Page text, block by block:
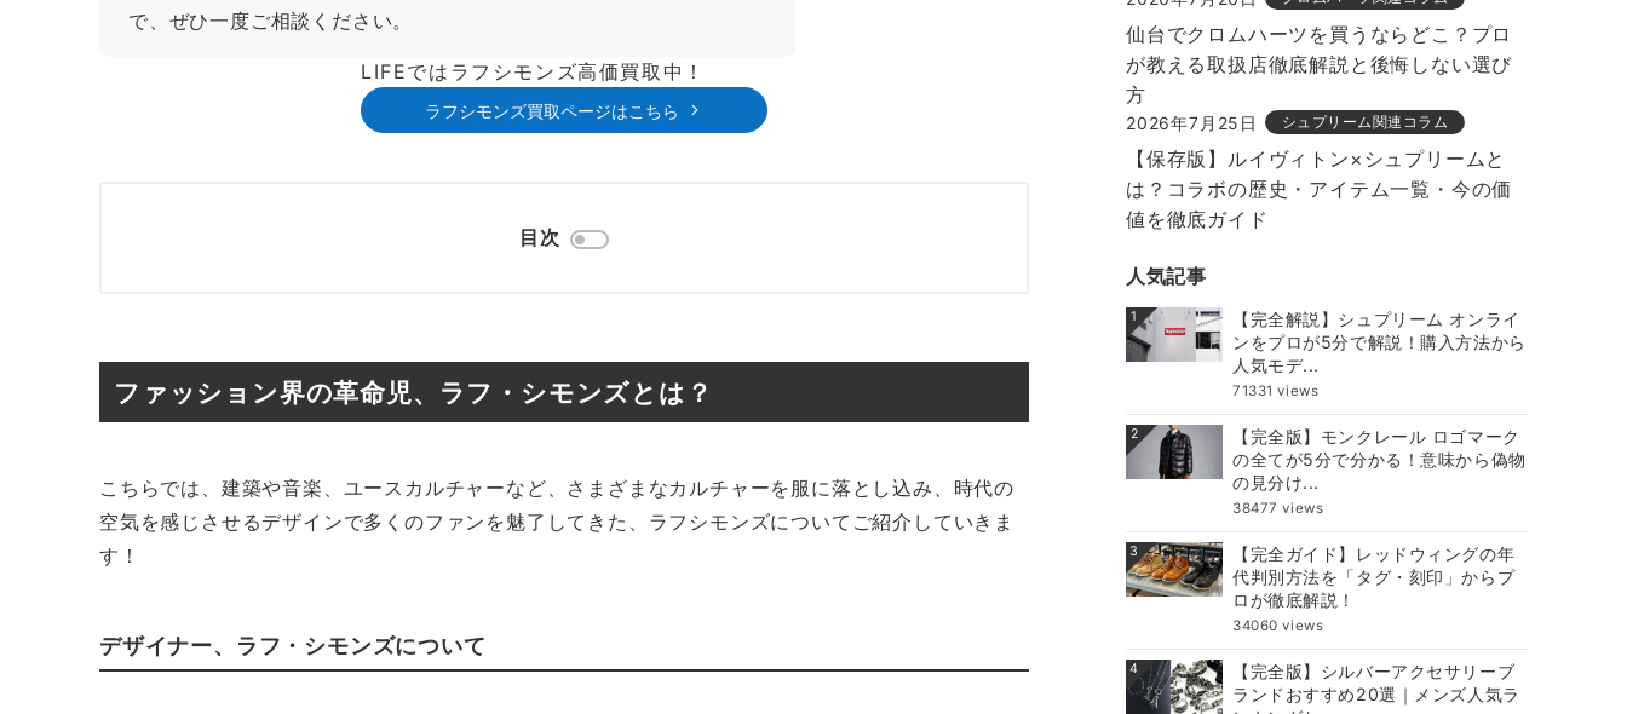
で、ぜひ一度ご相談ください。
LIFEではラフシモンズ高価買取中！
ラフシモンズ買取ページはこちら
目次
ファッション界の革命児、ラフ・シモンズとは？
こちらでは、建築や音楽、ユースカルチャーなど、さまざまなカルチャーを服に落とし込み、時代の
空気を感じさせるデザインで多くのファンを魅了してきた、ラフシモンズについてご紹介していきま
す！
デザイナー、ラフ・シモンズについて
仙台でクロムハーツを買うならどこ？プロ
が教える取扱店徹底解説と後悔しない選び
方
2026年7月25日 シュプリーム関連コラム
【保存版】ルイヴィトン×シュプリームと
は？コラボの歴史・アイテム一覧・今の価
値を徹底ガイド
人気記事
1
【完全解説】シュプリーム オンライ
ンをプロが5分で解説！購入方法から
人気モデ...
71331 views
2
【完全版】モンクレール ロゴマーク
の全てが5分で分かる！意味から偽物
の見分け...
38477 views
3
【完全ガイド】レッドウィングの年
代判別方法を「タグ・刻印」からプ
ロが徹底解説！
34060 views
4
【完全版】シルバーアクセサリーブ
ランドおすすめ20選｜メンズ人気ラ